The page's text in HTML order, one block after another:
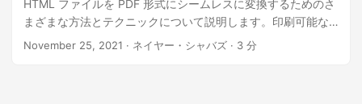
HTML ファイルを PDF 形式にシームレスに変換するためのさ
まざまな方法とテクニックについて説明します。印刷可能な
形式でコンテンツを共有する場合でも、Web データをアーカ
November 25, 2021 · ネイヤー・シャバズ · 3 分